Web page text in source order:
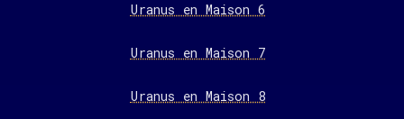
Uranus en Maison 6
Uranus en Maison 7
Uranus en Maison 8